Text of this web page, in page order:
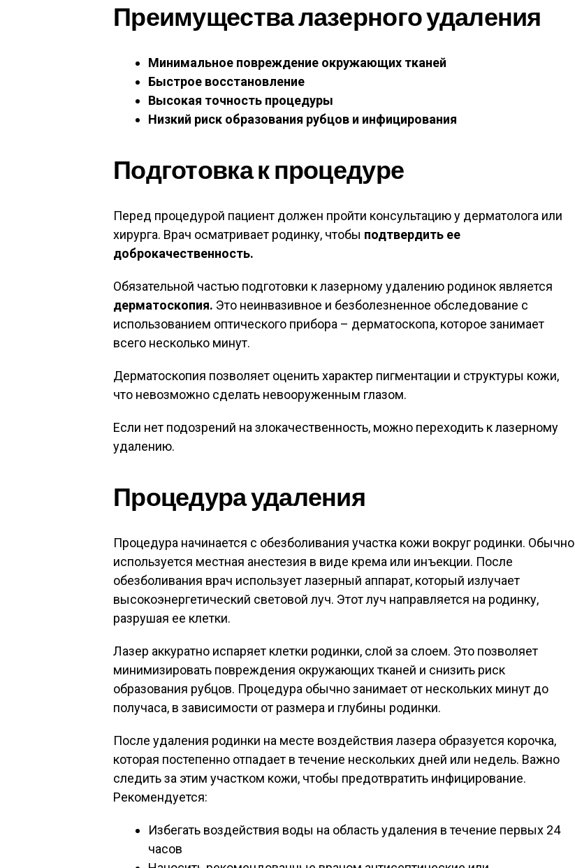
Преимущества лазерного удаления
Минимальное повреждение окружающих тканей
Быстрое восстановление
Высокая точность процедуры
Низкий риск образования рубцов и инфицирования
Подготовка к процедуре
Перед процедурой пациент должен пройти консультацию у дерматолога или
хирурга. Врач осматривает родинку, чтобы подтвердить ее
доброкачественность.
Обязательной частью подготовки к лазерному удалению родинок является
дерматоскопия. Это неинвазивное и безболезненное обследование с
использованием оптического прибора – дерматоскопа, которое занимает
всего несколько минут.
Дерматоскопия позволяет оценить характер пигментации и структуры кожи,
что невозможно сделать невооруженным глазом.
Если нет подозрений на злокачественность, можно переходить к лазерному
удалению.
Процедура удаления
Процедура начинается с обезболивания участка кожи вокруг родинки. Обычно
используется местная анестезия в виде крема или инъекции. После
обезболивания врач использует лазерный аппарат, который излучает
высокоэнергетический световой луч. Этот луч направляется на родинку,
разрушая ее клетки.
Лазер аккуратно испаряет клетки родинки, слой за слоем. Это позволяет
минимизировать повреждения окружающих тканей и снизить риск
образования рубцов. Процедура обычно занимает от нескольких минут до
получаса, в зависимости от размера и глубины родинки.
После удаления родинки на месте воздействия лазера образуется корочка,
которая постепенно отпадает в течение нескольких дней или недель. Важно
следить за этим участком кожи, чтобы предотвратить инфицирование.
Рекомендуется:
Избегать воздействия воды на область удаления в течение первых 24
часов